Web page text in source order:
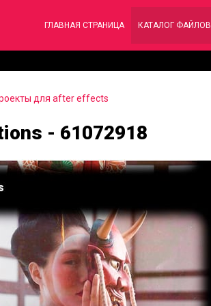
ГЛАВНАЯ СТРАНИЦА КАТАЛОГ ФАЙЛОВ
для after effects
- 61072918